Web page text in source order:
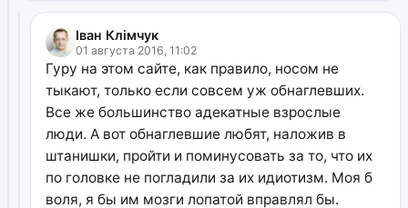
Іван Клімчук
01 августа 2016, 11:02
Гуру на этом сайте, как правило, носом не
тыкают, только если совсем уж обнаглевших.
Все же большинство адекатные взрослые
люди. А вот обнаглевшие любят, наложив в
штанишки, пройти и поминусовать за то, что их
по головке не погладили за их идиотизм. Моя б
воля, я бы им мозги лопатой вправлял бы.